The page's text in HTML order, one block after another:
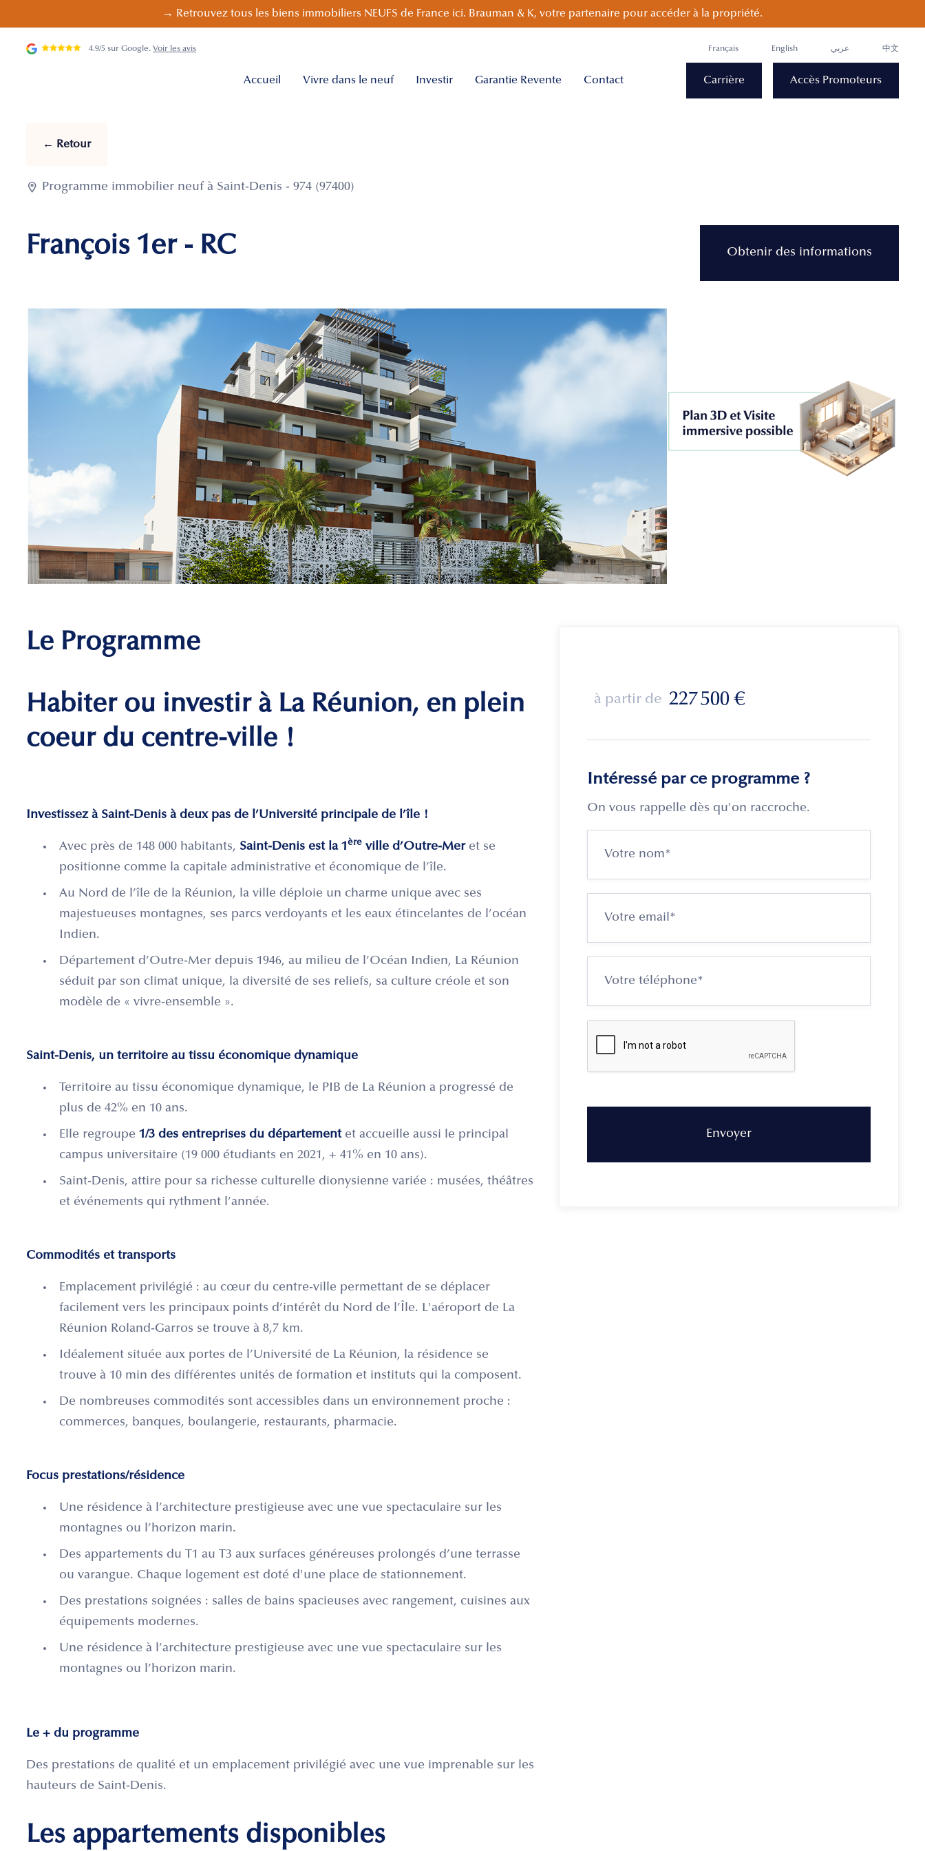
→ Retrouvez tous les biens immobiliers NEUFS de France ici. Brauman & K, votre partenaire pour accéder à la propriété.
4.9/5 sur Google. Voir les avis Français English عربي 中文
Accueil Vivre dans le neuf Investir Garantie Revente Contact Carrière Accès Promoteurs
← Retour
 Programme immobilier neuf à Saint-Denis - 974 (97400)
François 1er - RC Obtenir des informations
Le Programme
Habiter ou investir à La Réunion, en plein
coeur du centre-ville !
Investissez à Saint-Denis à deux pas de l’Université principale de l’île !
Avec près de 148 000 habitants, Saint-Denis est la 1ère ville d’Outre-Meret se
positionne comme la capitale administrative et économique de l’île.
Au Nord de l’île de la Réunion, la ville déploie un charme unique avec ses
majestueuses montagnes, ses parcs verdoyants et les eaux étincelantes de l’océan
Indien.
Département d’Outre-Mer depuis 1946, au milieu de l’Océan Indien, La Réunion
séduit par son climat unique, la diversité de ses reliefs, sa culture créole et son
modèle de « vivre-ensemble ».
Saint-Denis, un territoire au tissu économique dynamique
Territoire au tissu économique dynamique, le PIB de La Réunion a progressé de
plus de 42% en 10 ans.
Elle regroupe 1/3 des entreprises du département et accueille aussi le principal
campus universitaire (19 000 étudiants en 2021, + 41% en 10 ans).
Saint-Denis, attire pour sa richesse culturelle dionysienne variée : musées, théâtres
et événements qui rythment l’année.
Commodités et transports
Emplacement privilégié : au cœur du centre-ville permettant de se déplacer
facilement vers les principaux points d’intérêt du Nord de l’Île. L'aéroport de La
Réunion Roland-Garros se trouve à 8,7 km.
Idéalement située aux portes de l’Université de La Réunion, la résidence se
trouve à 10 min des différentes unités de formation et instituts qui la composent.
De nombreuses commodités sont accessibles dans un environnement proche :
commerces, banques, boulangerie, restaurants, pharmacie.
Focus prestations/résidence
Une résidence à l’architecture prestigieuse avec une vue spectaculaire sur les
montagnes ou l’horizon marin.
Des appartements du T1 au T3 aux surfaces généreuses prolongés d’une terrasse
ou varangue. Chaque logement est doté d'une place de stationnement.
Des prestations soignées : salles de bains spacieuses avec rangement, cuisines aux
équipements modernes.
Une résidence à l’architecture prestigieuse avec une vue spectaculaire sur les
montagnes ou l’horizon marin.
Le + du programme
Des prestations de qualité et un emplacement privilégié avec une vue imprenable sur les
hauteurs de Saint-Denis.
Les appartements disponibles
à partir de 227 500 €
Intéressé par ce programme ?
On vous rappelle dès qu'on raccroche.